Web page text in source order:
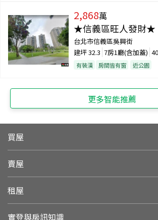
2,868萬
★信義區旺人發財★
台北市信義區吳興街
建坪32.3 7房1廳(含加蓋)
有裝潢 房間皆有窗 近公園
更多智能推薦
買屋
賣屋
租屋
實登與房訊知識